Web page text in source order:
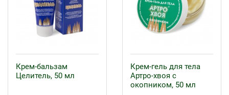
Крем-бальзам
Целитель, 50 мл
Крем-гель для тела
Артро-хвоя с
окопником, 50 мл